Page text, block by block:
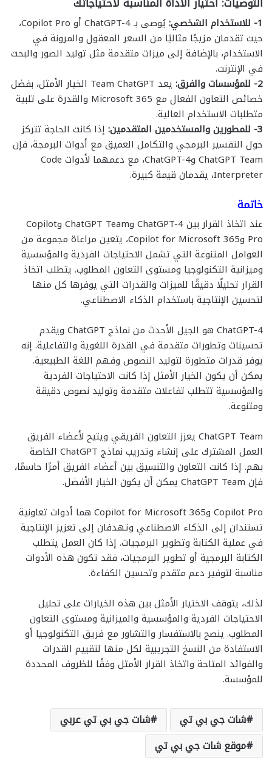
1- للاستخدام الشخصي:
يُوصى بـ ChatGPT-4 أو Copilot Pro،
حيث تقدمان مزيجًا مثاليًا من السعر المعقول والمرونة في
الاستخدام، بالإضافة إلى ميزات متقدمة مثل توليد الصور والبحث
في الإنترنت.
2- للمؤسسات والفرق:
يعد Team ChatGPT الخيار الأمثل، بفضل
خصائص التعاون الفعال مع Microsoft 365 والقدرة على تلبية
متطلبات الاستخدام العالية.
3- للمطورين والمستخدمين المتقدمين:
إذا كانت الحاجة تتركز
حول التفسير البرمجي والتكامل العميق مع أدوات البرمجة، فإن
ChatGPT Team وChatGPT-4، مع دعمهما لأدوات Code
Interpreter، يقدمان قيمة كبيرة.
خاتمة
عند اتخاذ القرار بين ChatGPT-4 وChatGPT Team وCopilot
Pro وCopilot for Microsoft 365، يتعين مراعاة مجموعة من
العوامل المتنوعة التي تشمل الاحتياجات الفردية والمؤسسية
وميزانية التكنولوجيا ومستوى التعاون المطلوب. يتطلب اتخاذ
القرار تحليلًا دقيقًا للميزات والقدرات التي يوفرها كل منها
لتحسين الإنتاجية باستخدام الذكاء الاصطناعي.
ChatGPT-4 هو الجيل الأحدث من نماذج ChatGPT ويقدم
تحسينات وتطورات متقدمة في القدرة اللغوية والتفاعلية. إنه
يوفر قدرات متطورة لتوليد النصوص وفهم اللغة الطبيعية.
يمكن أن يكون الخيار الأمثل إذا كانت الاحتياجات الفردية
والمؤسسية تتطلب تفاعلات متقدمة وتوليد نصوص دقيقة
ومتنوعة.
ChatGPT Team يعزز التعاون الفريقي ويتيح لأعضاء الفريق
العمل المشترك على إنشاء وتدريب نماذج ChatGPT الخاصة
بهم. إذا كانت التعاون والتنسيق بين أعضاء الفريق أمرًا حاسمًا،
فإن ChatGPT Team يمكن أن يكون الخيار الأفضل.
Copilot Pro وCopilot for Microsoft 365 هما أدوات تعاونية
تستندان إلى الذكاء الاصطناعي وتهدفان إلى تعزيز الإنتاجية
في عملية الكتابة وتطوير البرمجيات. إذا كان العمل يتطلب
الكتابة البرمجية أو تطوير البرمجيات، فقد تكون هذه الأدوات
مناسبة لتوفير دعم متقدم وتحسين الكفاءة.
لذلك، يتوقف الاختيار الأمثل بين هذه الخيارات على تحليل
الاحتياجات الفردية والمؤسسية والميزانية ومستوى التعاون
المطلوب. ينصح بالاستفسار والتشاور مع فريق التكنولوجيا أو
الاستفادة من النسخ التجريبية لكل منها لتقييم القدرات
والفوائد المتاحة واتخاذ القرار الأمثل وفقًا للظروف المحددة
للمؤسسة.
شات جي بي تي
شات جي بي تي عربي
موقع شات جي بي تي